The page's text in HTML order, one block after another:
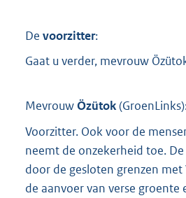
De voorzitter:
Gaat u verder, mevrouw
MevrouwÖzütok(GroenLinks
Voorzitter. Ook voor de
neemt de onzekerheid toe.
door de gesloten grenzen met
de aanvoer van verse